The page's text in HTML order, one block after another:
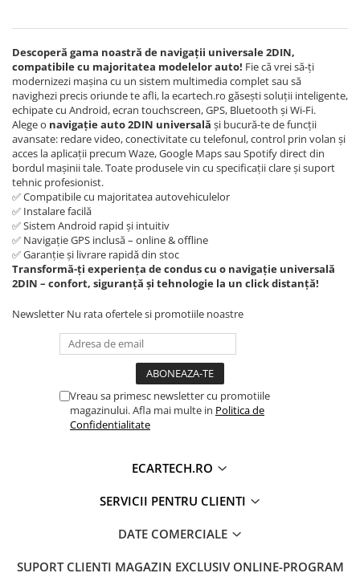
Boxe & Subwoofer Auto
Difuzore Auto
Casti Wireless
Subwoofer Auto
Boxe portabile
Pick-Up
Amplificatoare auto
Retelistica & UPS
UPS & Stabilizatoare
Periferice si accesorii IT
Produse Resigilate
Descoperă gama noastră de navigații universale 2DIN,
compatibile cu majoritatea modelelor auto! Fie că vrei să-ți
modernizezi mașina cu un sistem multimedia complet sau să
navighezi precis oriunde te afli, la ecartech.ro găsești soluții inteligente,
echipate cu Android, ecran touchscreen, GPS, Bluetooth și Wi-Fi.
Alege o navigație auto 2DIN universală și bucură-te de funcții
avansate: redare video, conectivitate cu telefonul, control prin volan și
acces la aplicații precum Waze, Google Maps sau Spotify direct din
bordul mașinii tale. Toate produsele vin cu specificații clare și suport
tehnic profesionist.
✅ Compatibile cu majoritatea autovehiculelor
✅ Instalare facilă
✅ Sistem Android rapid și intuitiv
✅ Navigație GPS inclusă – online & offline
✅ Garanție și livrare rapidă din stoc
Transformă-ți experiența de condus cu o navigație universală
2DIN – confort, siguranță și tehnologie la un click distanță!
Newsletter Nu rata ofertele si promotiile noastre
Vreau sa primesc newsletter cu promotiile
magazinului. Afla mai multe in Politica de
Confidentialitate
ECARTECH.RO
SERVICII PENTRU CLIENTI
DATE COMERCIALE
SUPORT CLIENTI MAGAZIN EXCLUSIV ONLINE-PROGRAM